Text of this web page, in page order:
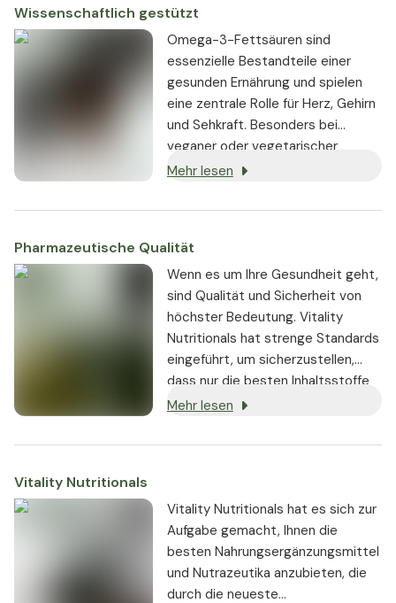
Wissenschaftlich gestützt
Omega-3-Fettsäuren sind
essenzielle Bestandteile einer
gesunden Ernährung und spielen
eine zentrale Rolle für Herz, Gehirn
und Sehkraft. Besonders bei
veganer oder vegetarischer
Ernährung ist die Versorgung mit
Mehr lesen
Pharmazeutische Qualität
Wenn es um Ihre Gesundheit geht,
sind Qualität und Sicherheit von
höchster Bedeutung. Vitality
Nutritionals hat strenge Standards
eingeführt, um sicherzustellen,
dass nur die besten Inhaltsstoffe
von seriösen Lieferanten bezogen
werden:
Mehr lesen
Vitality Nutritionals
Vitality Nutritionals hat es sich zur
Aufgabe gemacht, Ihnen die
besten Nahrungsergänzungsmittel
und Nutrazeutika anzubieten, die
durch die neueste